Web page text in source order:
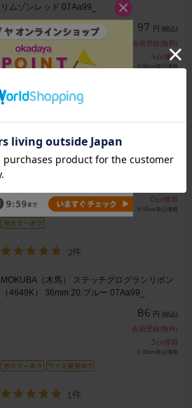
リムゾンレッド 07Aa99_
97 円 (税込)
会員登録(無料)
4pt獲得
※10cm単位価格
4件
コア プリーツオーガンジーリボン（1910）
10mm col.52.フューシャピンク 07Aa99_
0pt獲得
※10cm単位価格
2件
MOKUBA（木馬） ステッチグログランリボン
（4649K） 36mm 20.ブルー 07Aa99_
86 円 (税込)
会員登録(無料)
3pt獲得
※10cm単位価格
1件